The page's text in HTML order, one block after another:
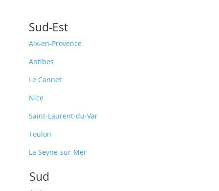
Sud-Est
Aix-en-Provence
Antibes
Le Cannet
Nice
Saint-Laurent-du-Var
Toulon
La Seyne-sur-Mer
Sud